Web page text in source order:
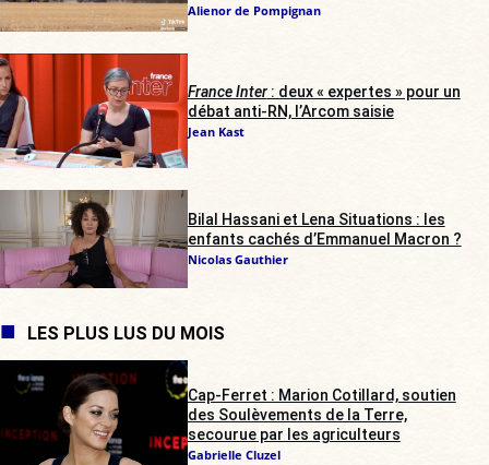
Alienor de Pompignan
France Inter: deux « expertes » pour un
débat anti-RN, l’Arcom saisie
Jean Kast
Bilal Hassani et Lena Situations : les
enfants cachés d’Emmanuel Macron ?
Nicolas Gauthier
LES PLUS LUS DU MOIS
Cap-Ferret : Marion Cotillard, soutien
des Soulèvements de la Terre,
secourue par les agriculteurs
Gabrielle Cluzel